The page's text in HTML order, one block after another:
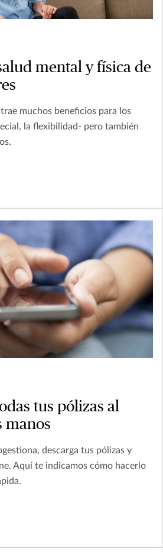
mental y física de
muchos beneficios para los
la flexibilidad- pero también
tus pólizas al
manos
descarga tus pólizas y
Aquí te indicamos cómo hacerlo